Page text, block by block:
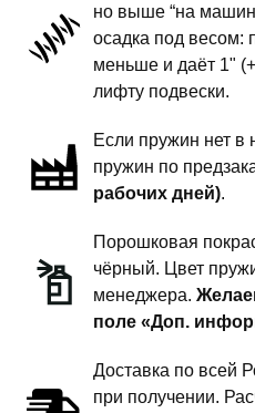
пружины
передней
подвески
дюйм
комфорт
но выше “на
осадка под весом:
меньше и даёт 1"
лифту подвески.
Если пружин нет в
пружин по
рабочих дней).
Порошковая
чёрный. Цвет
менеджера.
поле «Доп.
Доставка по всей
при получении.